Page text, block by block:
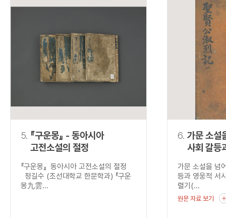
5. 『구운몽』 - 동아시아
고전소설의 절정
『구운몽』 동아시아 고전소설의 절정
정길수 (조선대학교 한문학과) 『구운
몽九雲...
6. 가문 소설
사회 갈등
(聖賢公
가문 소설을
등과 영웅적
렬기(...
원문 자료 보기